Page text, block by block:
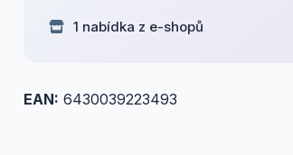
1 nabídka z e-shopů
EAN: 6430039223493